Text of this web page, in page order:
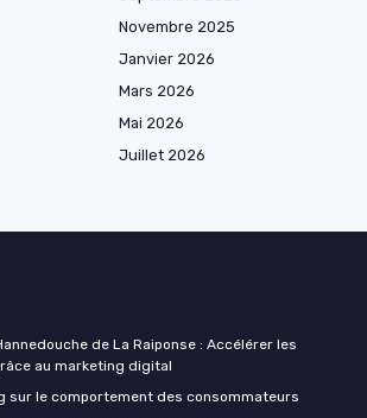
Novembre 2025
Janvier 2026
Mars 2026
Mai 2026
Juillet 2026
de La Raiponse : Accélérer les
au marketing digital
sur le comportement des consommateurs